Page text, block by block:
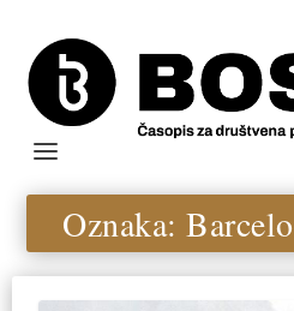
Oznaka: